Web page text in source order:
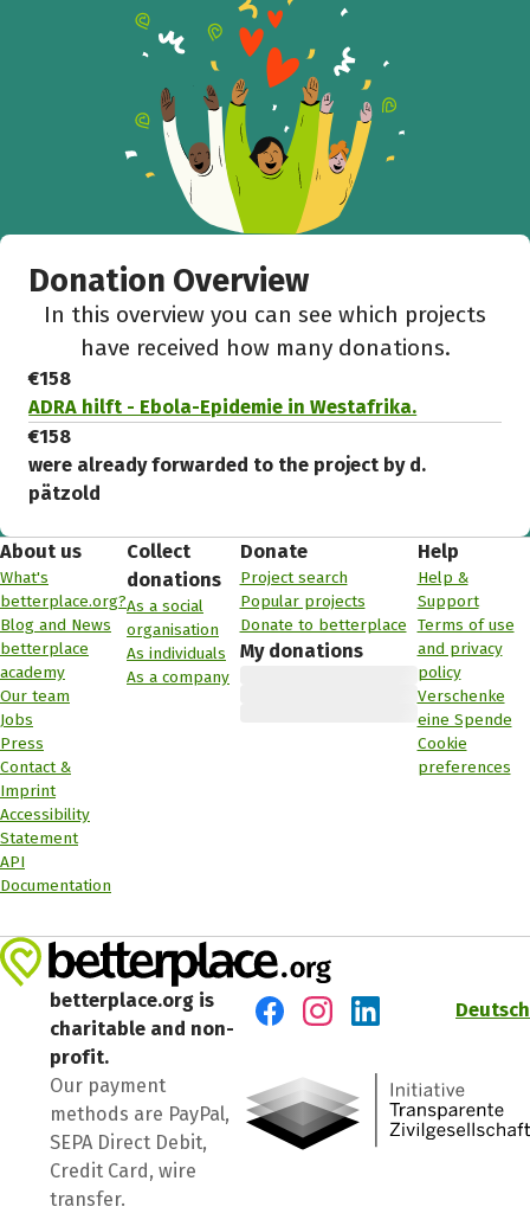
Donation Overview
In this overview you can see which projects
have received how many donations.
€158
ADRA hilft - Ebola-Epidemie in Westafrika.
€158
were already forwarded to the project by d.
pätzold
About us
What's
betterplace.org?
Blog and News
betterplace
academy
Our team
Jobs
Press
Contact &
Imprint
Accessibility
Statement
API
Documentation
Collect
donations
As a social
organisation
As individuals
As a company
Donate
Project search
Popular projects
Donate to betterplace
My donations
Help
Help &
Support
Terms of use
and privacy
policy
Verschenke
eine Spende
Cookie
preferences
betterplace.org is
charitable and non-
profit.
Our payment
methods are PayPal,
SEPA Direct Debit,
Credit Card, wire
transfer.
Deutsch